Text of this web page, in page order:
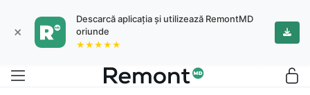
×
Descarcă aplicația și utilizează RemontMD
oriunde
★★★★★